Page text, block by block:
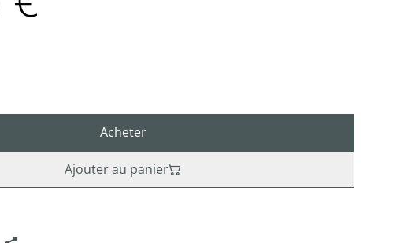
Acheter
Ajouter au panier